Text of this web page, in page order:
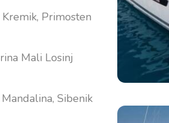
Primosten
Mali Losinj
Sibenik